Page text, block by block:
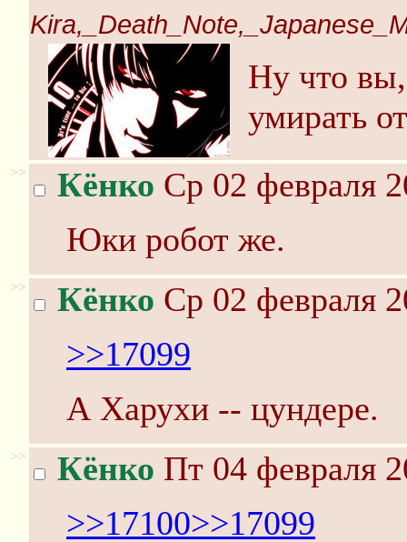
Ну что
умирать
>> Кёнко Ср 02 февраля
Юки робот же.
>> Кёнко Ср 02 февраля
>>17099
А Харухи -- цундере.
>> Кёнко Пт 04 февраля
>>17100>>17099